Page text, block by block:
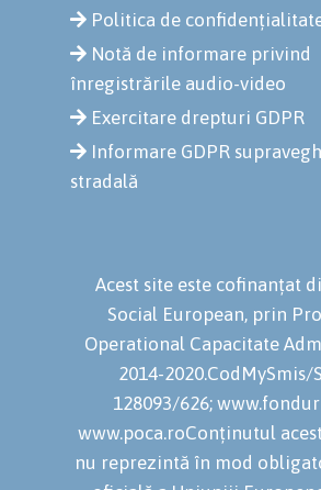
Politica de
Notă de informare privind
înregistrările audio-video
Exercitare drepturi GDPR
Informare GDPR
stradală
Acest site este cofinanțat
Social European, prin
Operational Capacitate
2014-2020.CodMySmis/
128093/626;
www.poca.roConținutul
nu reprezintă în mod